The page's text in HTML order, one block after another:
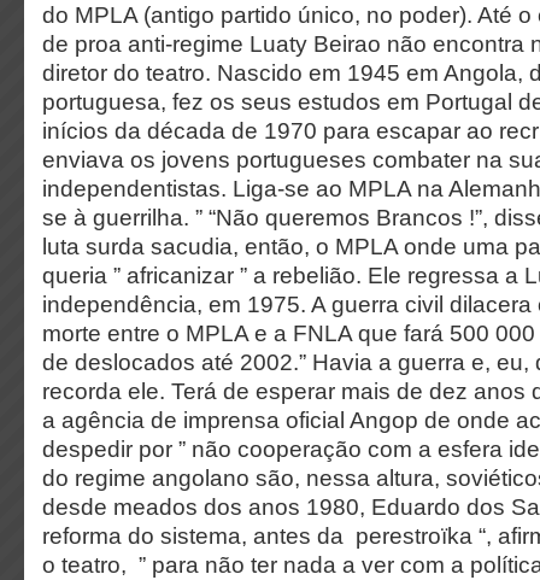
do MPLA (antigo partido único, no poder). Até
de proa anti-regime Luaty Beirao não encontra
diretor do teatro. Nascido em 1945 em Angola,
portuguesa, fez os seus estudos em Portugal
inícios da década de 1970 para escapar ao
enviava os jovens portugueses combater na
independentistas. Liga-se ao MPLA na
se à guerrilha. ” “Não queremos Brancos !”,
luta surda sacudia, então, o MPLA onde uma
queria ” africanizar ” a rebelião. Ele regressa a
independência, em 1975. A guerra civil
morte entre o MPLA e a FNLA que fará 500
de deslocados até 2002.” Havia a guerra e, eu,
recorda ele. Terá de esperar mais de dez anos
a agência de imprensa oficial Angop de onde
despedir por ” não cooperação com a esfera
do regime angolano são, nessa altura,
desde meados dos anos 1980, Eduardo dos
reforma do sistema, antes da perestroïka “,
o teatro, ” para não ter nada a ver com a